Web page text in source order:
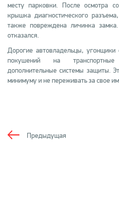
месту парковки. После осмотра
крышка диагностического
также повреждена личинка
отказался.
Дорогие автовладельцы,
покушений на транспортные
дополнительные системы защиты.
минимуму и не переживать за свое
Предыдущая